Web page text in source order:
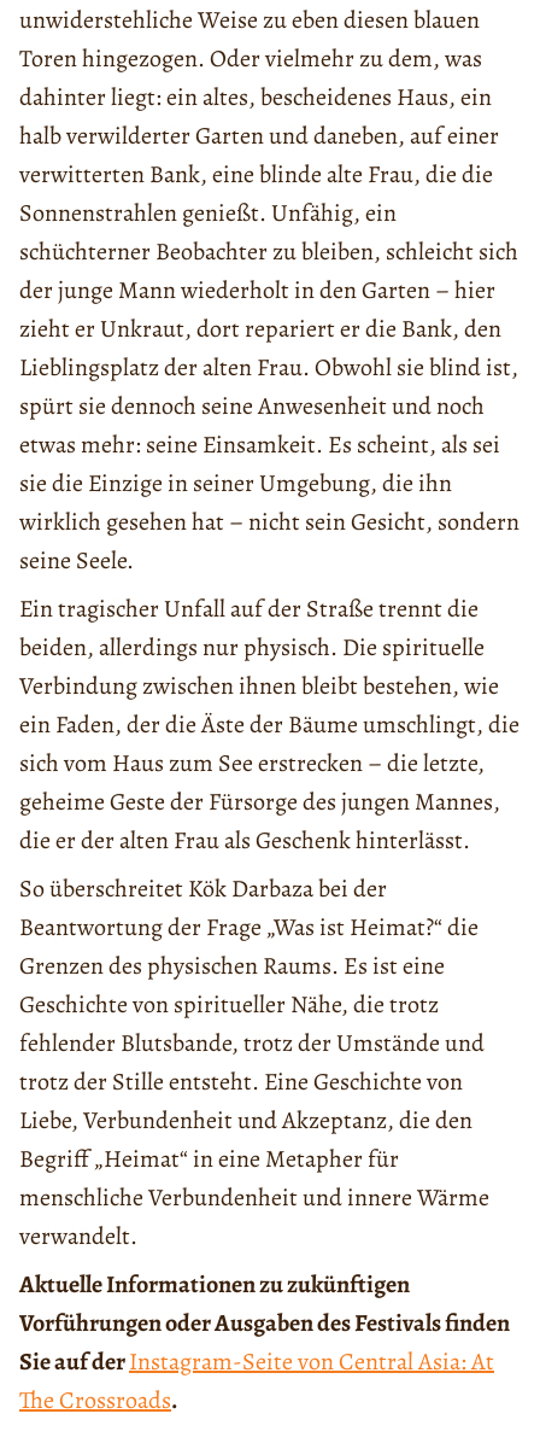
unwiderstehliche Weise zu eben diesen blauen
Toren hingezogen. Oder vielmehr zu dem, was
dahinter liegt: ein altes, bescheidenes Haus, ein
halb verwilderter Garten und daneben, auf einer
verwitterten Bank, eine blinde alte Frau, die die
Sonnenstrahlen genießt. Unfähig, ein
schüchterner Beobachter zu bleiben, schleicht sich
der junge Mann wiederholt in den Garten – hier
zieht er Unkraut, dort repariert er die Bank, den
Lieblingsplatz der alten Frau. Obwohl sie blind ist,
spürt sie dennoch seine Anwesenheit und noch
etwas mehr: seine Einsamkeit. Es scheint, als sei
sie die Einzige in seiner Umgebung, die ihn
wirklich gesehen hat – nicht sein Gesicht, sondern
seine Seele.
Ein tragischer Unfall auf der Straße trennt die
beiden, allerdings nur physisch. Die spirituelle
Verbindung zwischen ihnen bleibt bestehen, wie
ein Faden, der die Äste der Bäume umschlingt, die
sich vom Haus zum See erstrecken – die letzte,
geheime Geste der Fürsorge des jungen Mannes,
die er der alten Frau als Geschenk hinterlässt.
So überschreitet Kök Darbaza bei der
Beantwortung der Frage „Was ist Heimat?“ die
Grenzen des physischen Raums. Es ist eine
Geschichte von spiritueller Nähe, die trotz
fehlender Blutsbande, trotz der Umstände und
trotz der Stille entsteht. Eine Geschichte von
Liebe, Verbundenheit und Akzeptanz, die den
Begriff „Heimat“ in eine Metapher für
menschliche Verbundenheit und innere Wärme
verwandelt.
Aktuelle Informationen zu zukünftigen
Vorführungen oder Ausgaben des Festivals finden
Sie auf derInstagram-Seite von Central Asia: At
The Crossroads.